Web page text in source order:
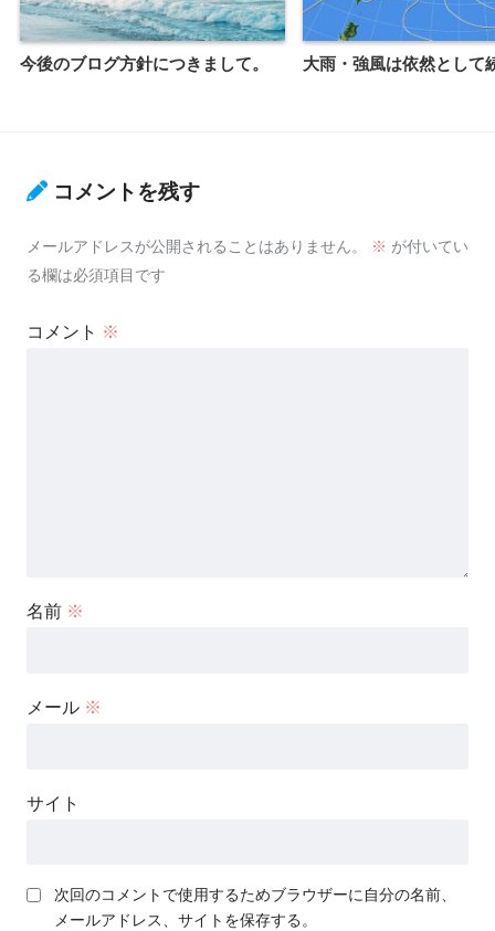
今後のブログ方針につきまして。 大雨・強風は依然として
コメントを残す
メールアドレスが公開されることはありません。 ※ が付いてい
る欄は必須項目です
コメント ※
名前 ※
メール ※
サイト
次回のコメントで使用するためブラウザーに自分の名前、
メールアドレス、サイトを保存する。